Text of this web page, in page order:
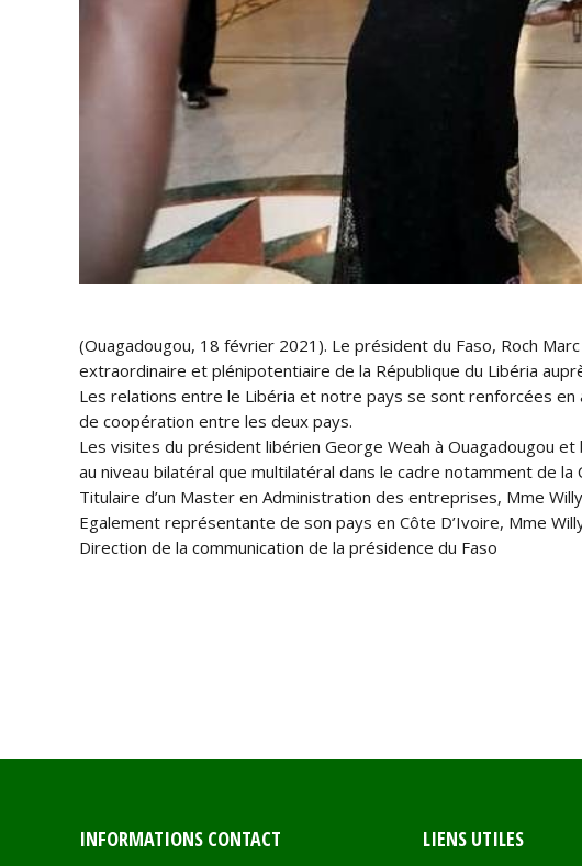
(Ouagadougou, 18 février 2021). Le président du Faso, Roch
extraordinaire et plénipotentiaire de la République du Libéria
Les relations entre le Libéria et notre pays se sont renforcées
de coopération entre les deux pays.
Les visites du président libérien George Weah à Ouagadougou
au niveau bilatéral que multilatéral dans le cadre notamment de la
Titulaire d’un Master en Administration des entreprises, Mme
Egalement représentante de son pays en Côte D’Ivoire, Mme
Direction de la communication de la présidence du Faso
INFORMATIONS CONTACT LIENS UTILES